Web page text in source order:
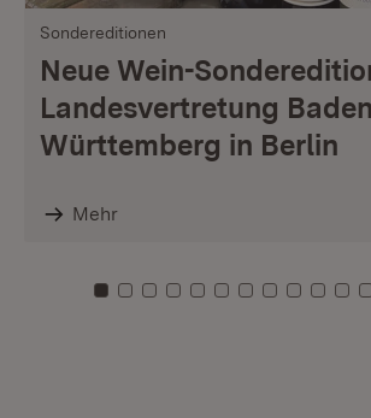
Sondereditionen
Neue Wein-
Landesvertretung
Württemberg in Berlin
Mehr
Zu Kachel: 0
Zu Kachel: 1
Zu Kachel: 2
Zu Kachel: 3
Zu Kachel: 4
Zu Kachel: 5
Zu Kachel: 6
ZuZuZuZu